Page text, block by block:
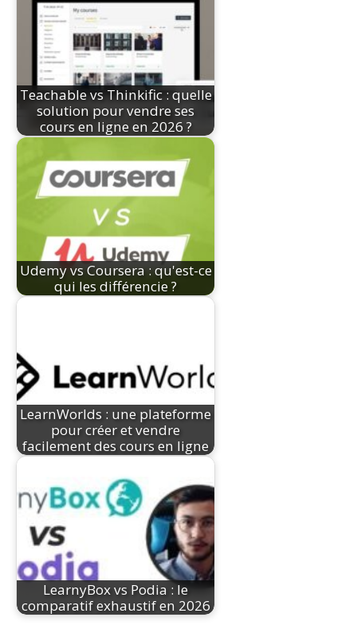
Teachable vs Thinkific : quelle
solution pour vendre ses
cours en ligne en 2026 ?
Udemy vs Coursera : qu'est-ce
qui les différencie ?
LearnWorlds : une plateforme
pour créer et vendre
facilement des cours en ligne
LearnyBox vs Podia : le
comparatif exhaustif en 2026